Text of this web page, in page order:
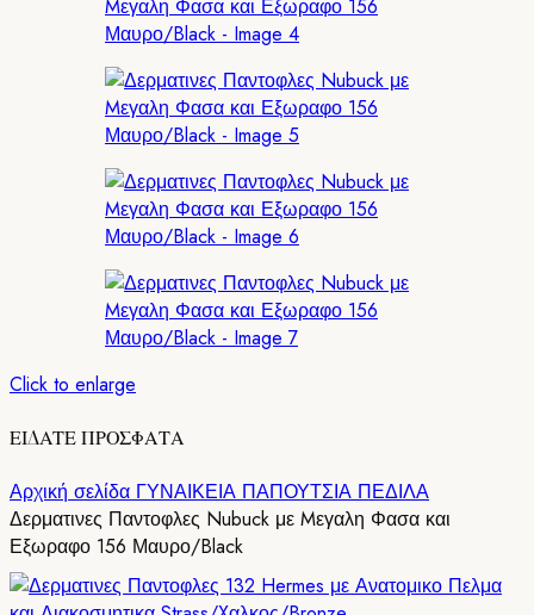
Click to enlarge
ΕΙΔΑΤΕ ΠΡΟΣΦΑΤΑ
Αρχική σελίδα ΓΥΝΑΙΚΕΙΑ ΠΑΠΟΥΤΣΙΑ ΠΕΔΙΛΑ
Δερματινες Παντοφλες Nubuck με Mεγαλη Φασα και
Εξωραφο 156 Μαυρο/Black